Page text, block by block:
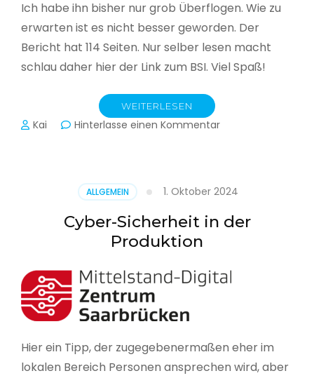
Ich habe ihn bisher nur grob Überflogen. Wie zu
erwarten ist es nicht besser geworden. Der
Bericht hat 114 Seiten. Nur selber lesen macht
schlau daher hier der Link zum BSI. Viel Spaß!
WEITERLESEN
Kai Hinterlasse einen Kommentarzu
seinen
Lagebericht
zur
in
Deutschland
ALLGEMEIN 1. Oktober 2024
Cyber-Sicherheit in der
Produktion
Hier ein Tipp, der zugegebenermaßen eher im
lokalen Bereich Personen ansprechen wird, aber